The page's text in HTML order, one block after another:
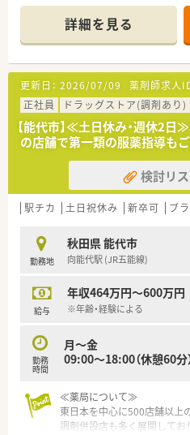
知識を習得できる環境です。
■常勤薬剤師3名と事務員2名
業務を行っています。
【法人特徴について】
■医療モール開発のパイオニ
を展開する大手調剤薬局です。
■人材定着率が97%と非常に
づくりに注力しています。
■社長も薬剤師であり、現場
組織運営を行っています。
【こんな方にオススメ】
■総合病院の門前で、多様な
■安定した大手企業で腰を据
して長く働きたい方です。
■将来的に店舗運営や本部業
【こんな方が活躍中】
子育てと両立しています。
■若手でも意欲があれば活躍
ップを実現しています。
性を発揮している方もいます。
詳細を見る
更新日： 2026/07/09 薬剤師求人ID
正社員
ドラッグストア(調剤あり)
【能代市】≪土日休み・週休2
の店舗で第一類の服薬指導も
検討リ
駅チカ 土日祝休み 新卒可 ブ
勤務地
秋田県 能代市
向能代駅 (JR五能線)
給与
年収464万円～600万円
※年齢・経験による
勤務
時間
月～金
09:00～18:00（休憩60分
≪薬局について≫
東日本を中心に500店舗以上
調剤併設店も多く展開してお